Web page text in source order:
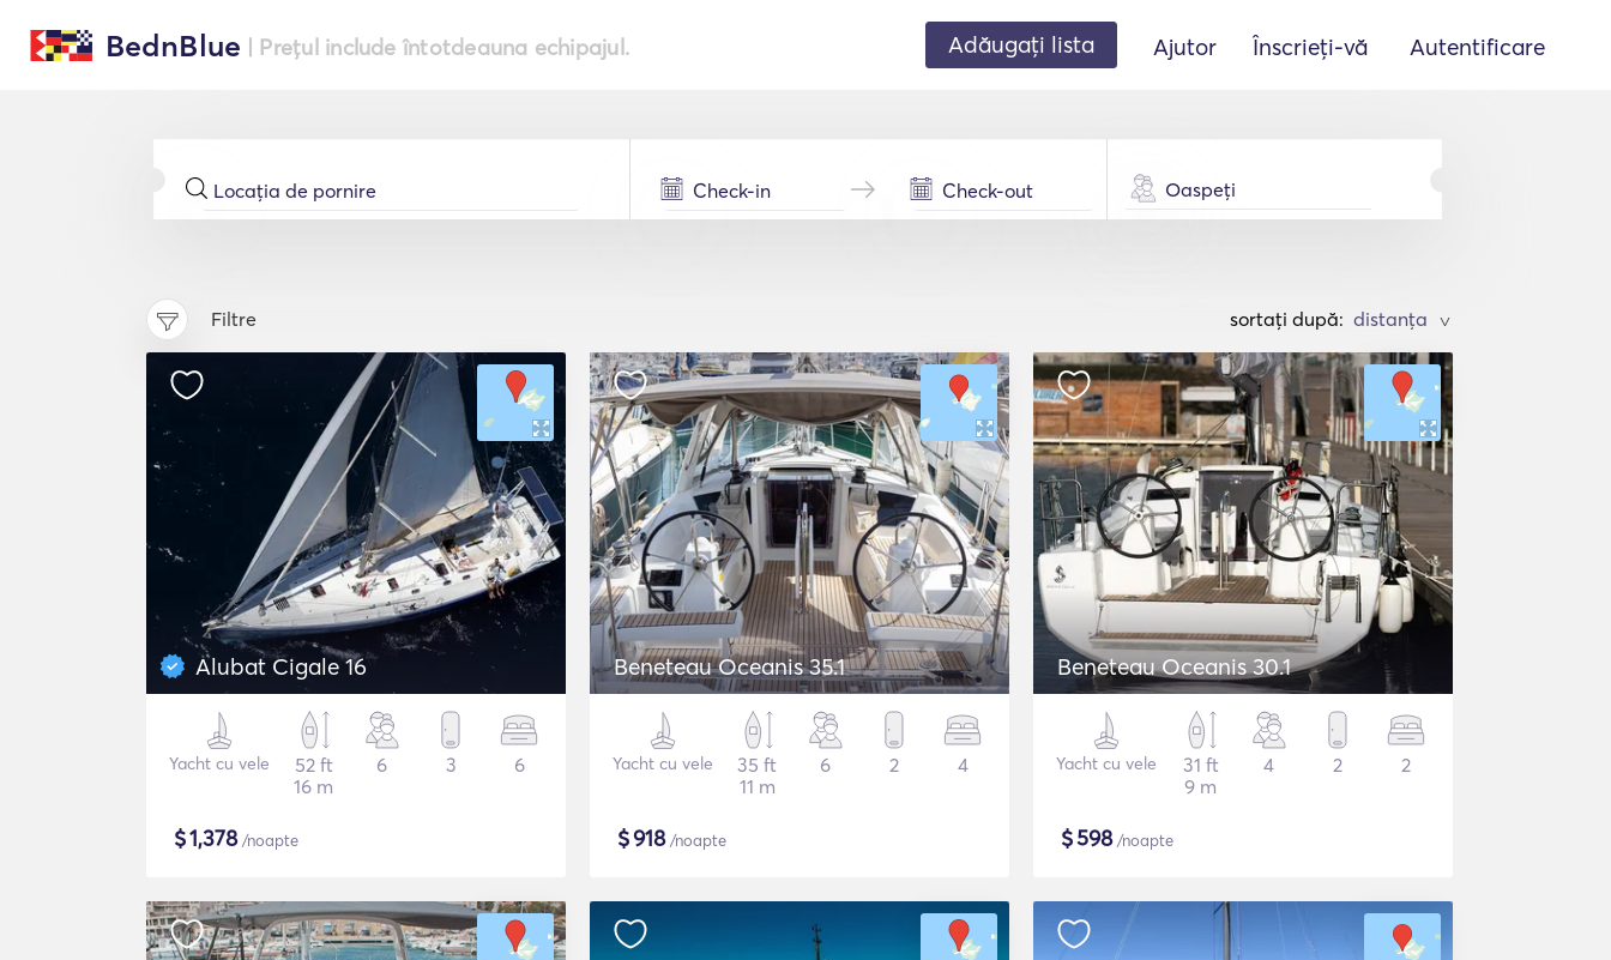
BednBlue | Prețul include întotdeauna echipajul. Adăugați lista Ajutor Înscrieți-vă Autentificare
Oaspeți
Filtre sortați după: >
Alubat Cigale 16
Yacht cu vele
52 ft
16 m
6 3 6
$1,378/noapte
Beneteau Oceanis 35.1
Yacht cu vele
35 ft
11 m
6 2 4
$918/noapte
Beneteau Oceanis 30.1
Yacht cu vele
31 ft
9 m
4 2 2
$598/noapte